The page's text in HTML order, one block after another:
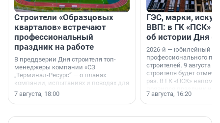
Строители «Образцовых
кварталов» встречают
профессиональный
праздник на работе
В преддверии Дня строителя топ-
менеджеры компании «СЗ
„Терминал-Ресурс“ — о планах
компании, испытаниях и поводах для
осторожного оптимизма.
7 августа, 18:00
ГЭС, марки,
ВВП: в ГК «ПСК»
об истории Дня
2026-й — юбилейный
профессионального
строителей. 9 августа
строителя будет
раз. В ГК «ПСК»
поменялась роль
7 августа, 16:20